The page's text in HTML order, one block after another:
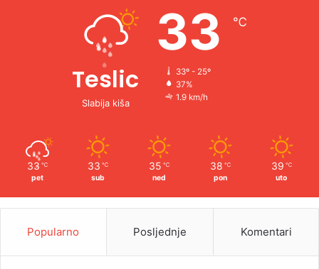
Teslic
Slabija kiša
33 ℃
33º - 25º
37%
1.9 km/h
33 ℃
pet
33 ℃
sub
35 ℃
ned
38 ℃
pon
39 ℃
uto
Popularno Posljednje Komentari